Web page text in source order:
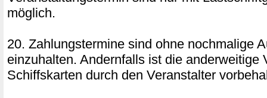
möglich.
20. Zahlungstermine sind ohne nochmalige
einzuhalten. Andernfalls ist die anderweitige
Schiffskarten durch den Veranstalter